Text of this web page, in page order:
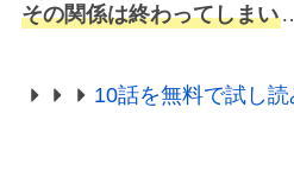
その関係は終わってしまい
10話を無料で試し読